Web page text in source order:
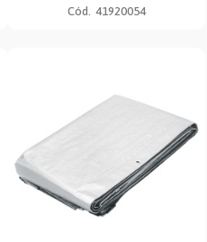
Cód. 41920054